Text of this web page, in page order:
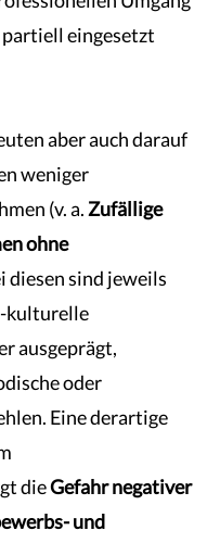
eingesetzt
aber auch darauf
weniger
(v. a.Zufällige
ohne
diesen sind jeweils
kulturelle
ausgeprägt,
oder
Eine derartige
dieGefahr negativer
und